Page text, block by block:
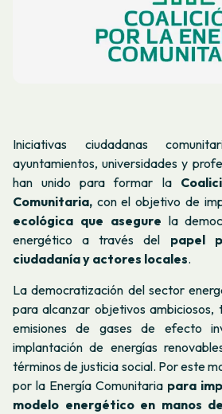
Iniciativas ciudadanas
ayuntamientos, universidades y
han unido para formar la
Comunitaria, con el objetivo de
ecológica que asegure la
energético a través del papel
ciudadanía y actores locales.
La democratización del sector
para alcanzar objetivos
emisiones de gases de efecto
implantación de energías
términos de justicia social. Por este
por la Energía Comunitaria para
modelo energético en manos